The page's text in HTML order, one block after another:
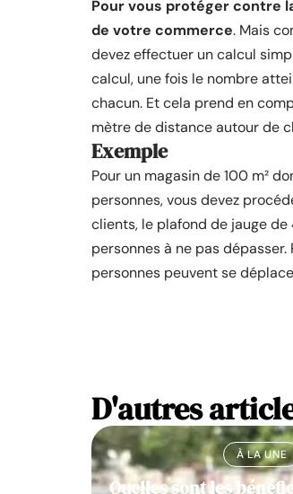
Pour vous protéger contre
de votre commerce. Mais
devez effectuer un calcul
calcul, une fois le nombre
chacun. Et cela prend en
mètre de distance autour de
Exemple
Pour un magasin de 100 m²
personnes, vous devez
clients, le plafond de jauge de
personnes à ne pas
personnes peuvent se
D'autres
À LA UNE
Quelles sont les